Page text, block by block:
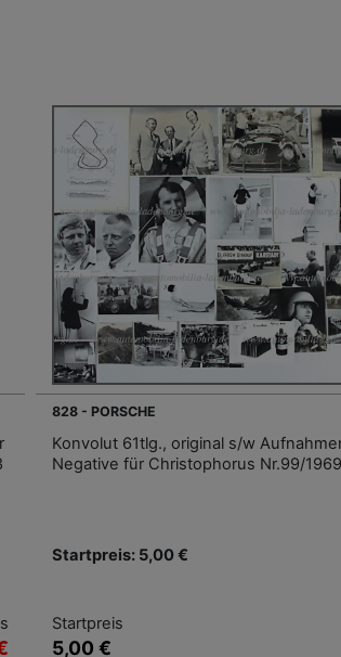
828 - PORSCHE
Konvolut 61tlg., original s/w
Negative für Christophorus Nr.99/
Startpreis: 5,00 €
Startpreis
5,00 €